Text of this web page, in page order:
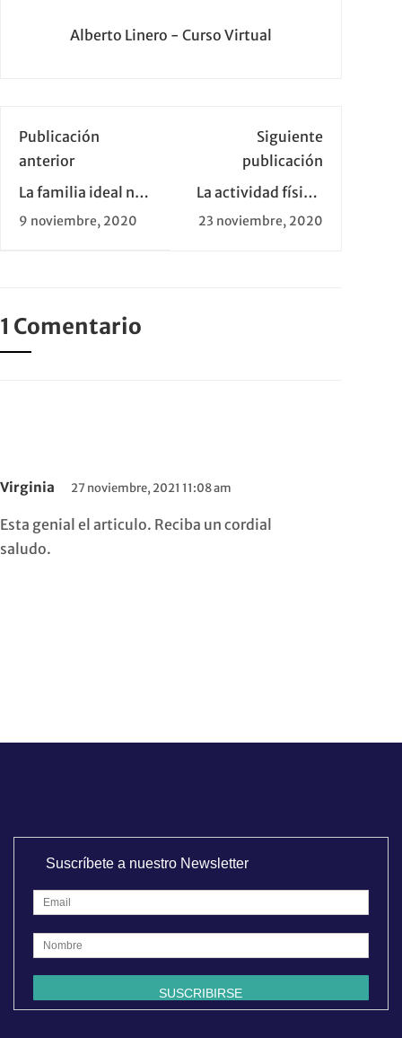
Alberto Linero - Curso Virtual
Publicación
anterior
La familia ideal no
existe: Hay
muchos tipos de
9 noviembre, 2020
Siguiente
publicación
La actividad física:
una clave para vivir
mejor.
23 noviembre, 2020
1 Comentario
Virginia 27 noviembre, 2021 11:08 am
Esta genial el articulo. Reciba un cordial
saludo.
Suscríbete a nuestro Newsletter